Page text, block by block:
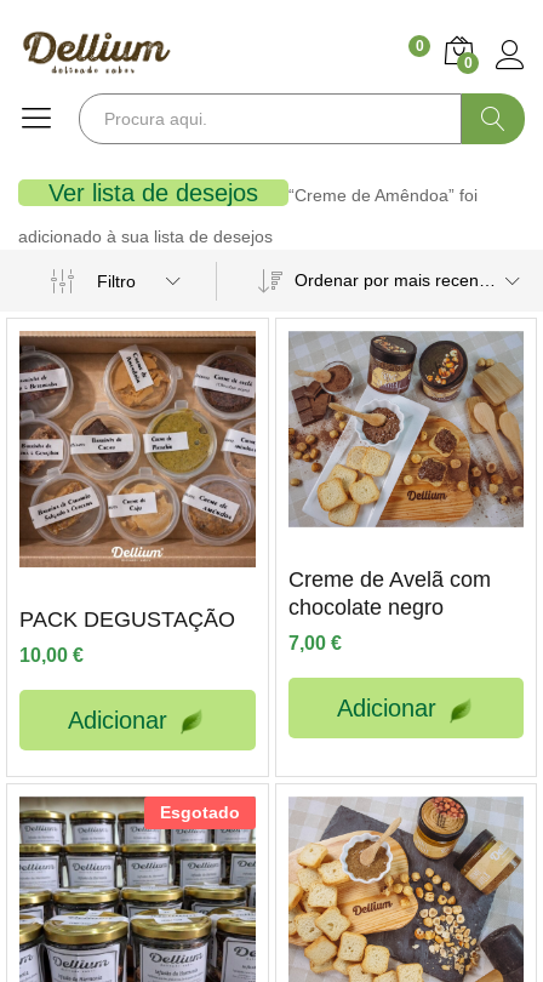
0
0
Ver lista de desejos “Creme de Amêndoa” foi
adicionado à sua lista de desejos
Filtro
PACK DEGUSTAÇÃO
10,00 €
Adicionar
Creme de Avelã com
chocolate negro
7,00 €
Adicionar
Esgotado